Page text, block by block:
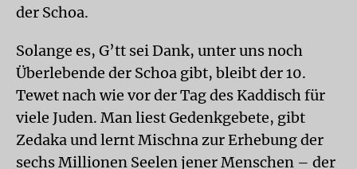
der Schoa.
Solange es, G’tt sei Dank, unter uns noch
Überlebende der Schoa gibt, bleibt der 10.
Tewet nach wie vor der Tag des Kaddisch für
viele Juden. Man liest Gedenkgebete, gibt
Zedaka und lernt Mischna zur Erhebung der
sechs Millionen Seelen jener Menschen – der